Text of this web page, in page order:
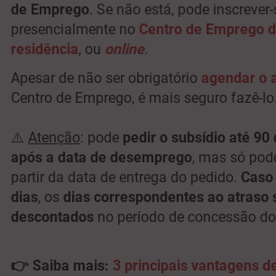
de Emprego. Se não está, pode
presencialmente no Centro de Emprego
residência, ou online.
Apesar de não ser obrigatório agendar o
Centro de Emprego, é mais seguro fazê-lo.
⚠️ Atenção: pode pedir o subsídio até 90
após a data de desemprego, mas só
partir da data de entrega do pedido.
dias, os dias correspondentes ao atraso
descontados no período de concessão
👉 Saiba mais: 3 principais vantagens